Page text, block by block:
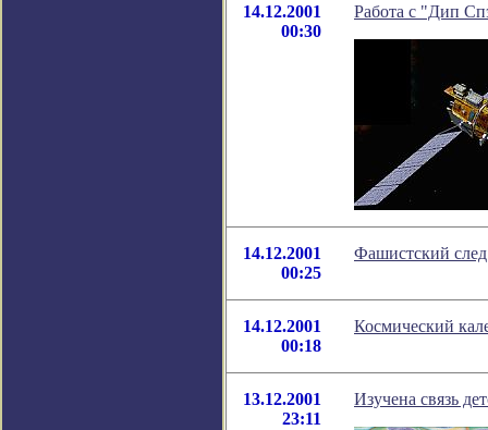
14.12.2001
00:30
Работа с "Дип
14.12.2001
00:25
Фашистский
14.12.2001
00:18
Космический
13.12.2001
23:11
Изучена связь